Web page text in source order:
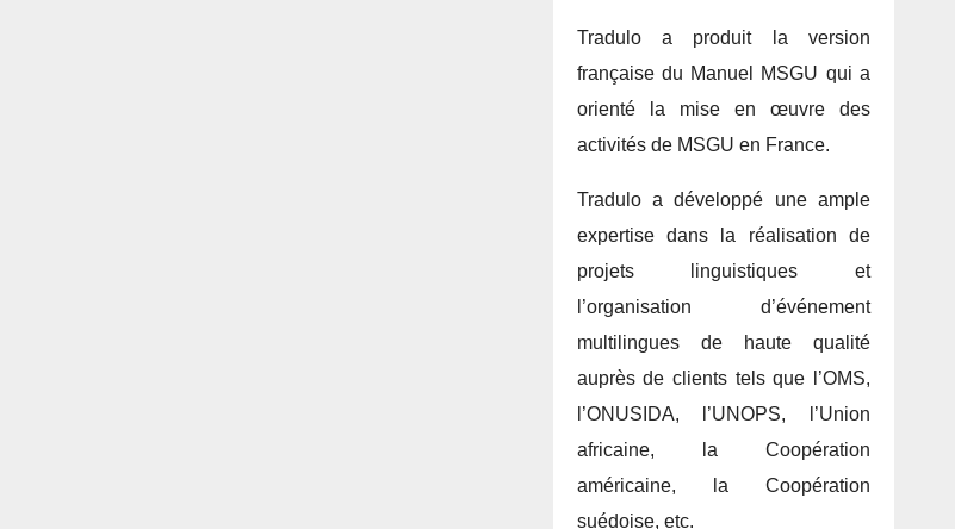
Tradulo a produit la version
française du Manuel MSGU qui a
orienté la mise en œuvre des
activités de MSGU en France.
Tradulo a développé une ample
expertise dans la réalisation de
projets linguistiques et
l’organisation d’événement
multilingues de haute qualité
auprès de clients tels que l’OMS,
l’ONUSIDA, l’UNOPS, l’Union
africaine, la Coopération
américaine, la Coopération
suédoise, etc.